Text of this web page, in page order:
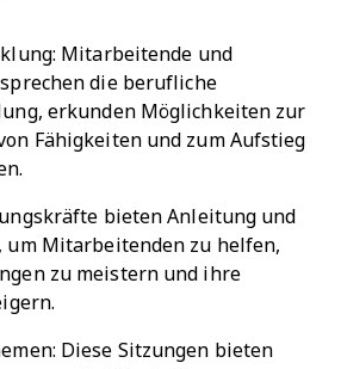
Mitarbeitende und
die berufliche
erkunden Möglichkeiten zur
Fähigkeiten und zum Aufstieg
bieten Anleitung und
um Mitarbeitenden zu helfen,
zu meistern und ihre
Diese Sitzungen bieten